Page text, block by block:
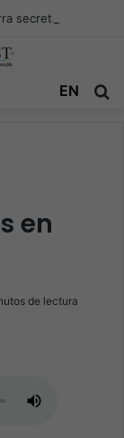
EN
en
de lectura